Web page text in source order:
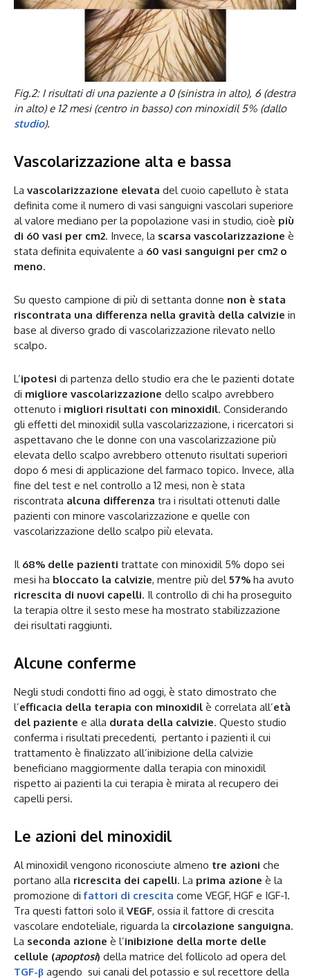
Fig.2: I risultati di una paziente a 0 (sinistra in alto), 6 (destra
in alto) e 12 mesi (centro in basso) con minoxidil 5% (dallo
studio).
Vascolarizzazione alta e bassa
La vascolarizzazione elevata del cuoio capelluto è stata
definita come il numero di vasi sanguigni vascolari superiore
al valore mediano per la popolazione vasi in studio, cioè più
di 60 vasi per cm2. Invece, la scarsa vascolarizzazione è
stata definita equivalente a 60 vasi sanguigni per cm2 o
meno.
Su questo campione di più di settanta donne non è stata
riscontrata una differenza nella gravità della calvizie in
base al diverso grado di vascolarizzazione rilevato nello
scalpo.
L’ipotesi di partenza dello studio era che le pazienti dotate
di migliore vascolarizzazione dello scalpo avrebbero
ottenuto i migliori risultati con minoxidil. Considerando
gli effetti del minoxidil sulla vascolarizzazione, i ricercatori si
aspettavano che le donne con una vascolarizzazione più
elevata dello scalpo avrebbero ottenuto risultati superiori
dopo 6 mesi di applicazione del farmaco topico. Invece, alla
fine del test e nel controllo a 12 mesi, non è stata
riscontrata alcuna differenza tra i risultati ottenuti dalle
pazienti con minore vascolarizzazione e quelle con
vascolarizzazione dello scalpo più elevata.
Il 68% delle pazienti trattate con minoxidil 5% dopo sei
mesi ha bloccato la calvizie, mentre più del 57% ha avuto
ricrescita di nuovi capelli. Il controllo di chi ha proseguito
la terapia oltre il sesto mese ha mostrato stabilizzazione
dei risultati raggiunti.
Alcune conferme
Negli studi condotti fino ad oggi, è stato dimostrato che
l’efficacia della terapia con minoxidil è correlata all’età
del paziente e alla durata della calvizie. Questo studio
conferma i risultati precedenti, pertanto i pazienti il cui
trattamento è finalizzato all’inibizione della calvizie
beneficiano maggiormente dalla terapia con minoxidil
rispetto ai pazienti la cui terapia è mirata al recupero dei
capelli persi.
Le azioni del minoxidil
Al minoxidil vengono riconosciute almeno tre azioni che
portano alla ricrescita dei capelli. La prima azione è la
promozione difattori di crescita come VEGF, HGF e IGF-1.
Tra questi fattori solo il VEGF, ossia il fattore di crescita
vascolare endoteliale, riguarda la circolazione sanguigna.
La seconda azione è l’inibizione della morte delle
cellule (apoptosi) della matrice del follicolo ad opera del
TGF-β agendo sui canali del potassio e sul recettore della